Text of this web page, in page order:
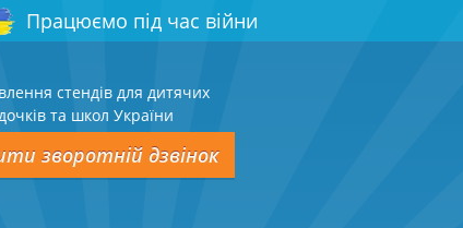
Працюємо під час війни
стендів для дитячих
та школ України
зворотній дзвінок